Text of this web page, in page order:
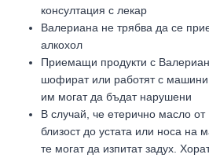
консултация с лекар
Валериана не трябва да се
алкохол
Приемащи продукти с
шофират или работят с
им могат да бъдат нарушени
В случай, че етерично масло
близост до устата или носа на
те могат да изпитат задух.